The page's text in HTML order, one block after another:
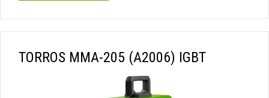
TORROS ММА-205 (A2006) IGBT